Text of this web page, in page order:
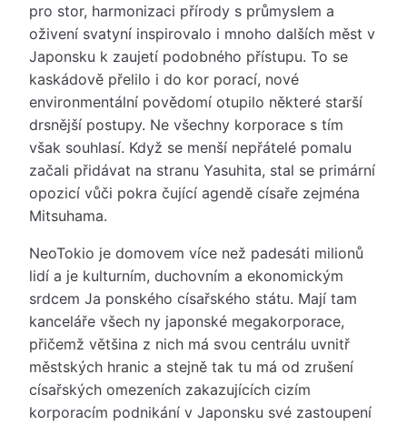
pro stor, harmonizaci přírody s průmyslem a
oživení svatyní inspirovalo i mnoho dalších měst v
Japonsku k zaujetí podobného přístupu. To se
kaskádově přelilo i do kor porací, nové
environmentální povědomí otupilo některé starší
drsnější postupy. Ne všechny korporace s tím
však souhlasí. Když se menší nepřátelé pomalu
začali přidávat na stranu Yasuhita, stal se primární
opozicí vůči pokra čující agendě císaře zejména
Mitsuhama.
NeoTokio je domovem více než padesáti milionů
lidí a je kulturním, duchovním a ekonomickým
srdcem Ja ponského císařského státu. Mají tam
kanceláře všech ny japonské megakorporace,
přičemž většina z nich má svou centrálu uvnitř
městských hranic a stejně tak tu má od zrušení
císařských omezeních zakazujících cizím
korporacím podnikání v Japonsku své zastoupení